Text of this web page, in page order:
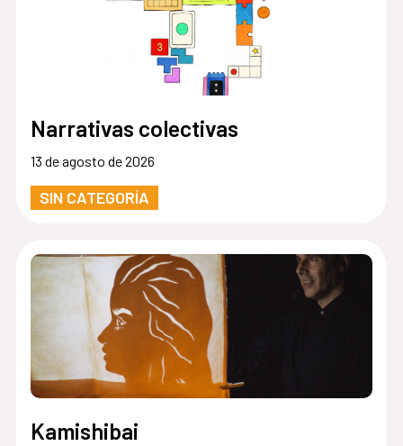
Narrativas colectivas
13 de agosto de 2026
SIN CATEGORÍA
Kamishibai